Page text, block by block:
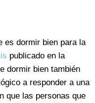
es dormir bien para la
publicado en la
dormir bien también
a responder a una
que las personas que